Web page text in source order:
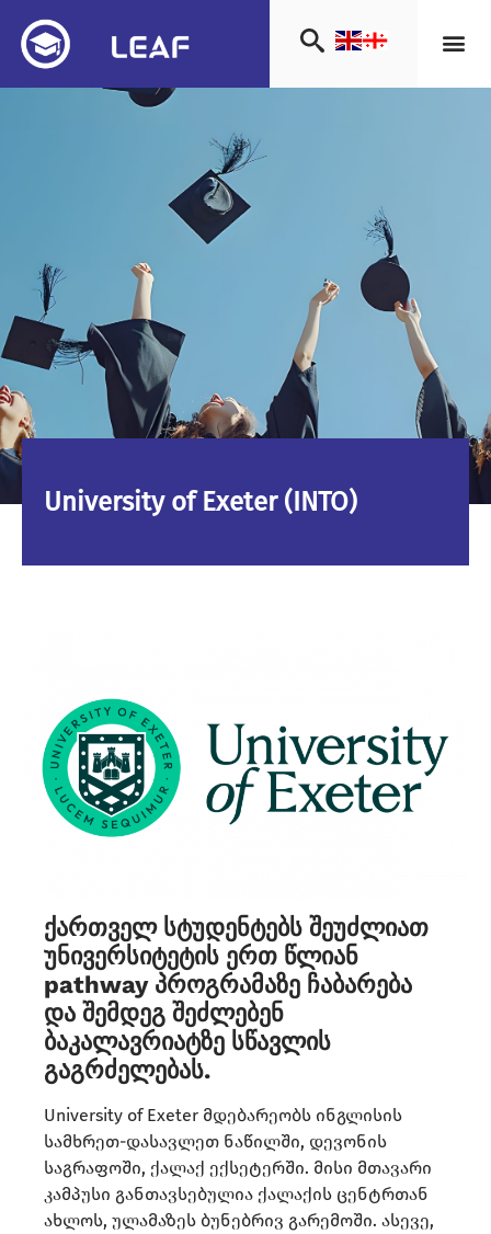
University of Exeter (INTO)
ქართველ სტუდენტებს შეუძლიათ
უნივერსიტეტის ერთ წლიან
pathway პროგრამაზე ჩაბარება
და შემდეგ შეძლებენ
ბაკალავრიატზე სწავლის
გაგრძელებას.
University of Exeter მდებარეობს ინგლისის
სამხრეთ-დასავლეთ ნაწილში, დევონის
საგრაფოში, ქალაქ ექსეტერში. მისი მთავარი
კამპუსი განთავსებულია ქალაქის ცენტრთან
ახლოს, ულამაზეს ბუნებრივ გარემოში. ასევე,